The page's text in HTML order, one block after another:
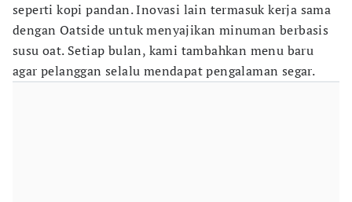
seperti kopi pandan. Inovasi lain termasuk kerja sama
dengan Oatside untuk menyajikan minuman berbasis
susu oat. Setiap bulan, kami tambahkan menu baru
agar pelanggan selalu mendapat pengalaman segar.